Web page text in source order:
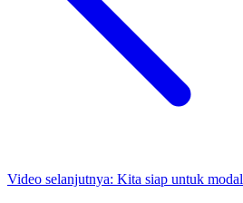
Video selanjutnya: Kita siap untuk modal